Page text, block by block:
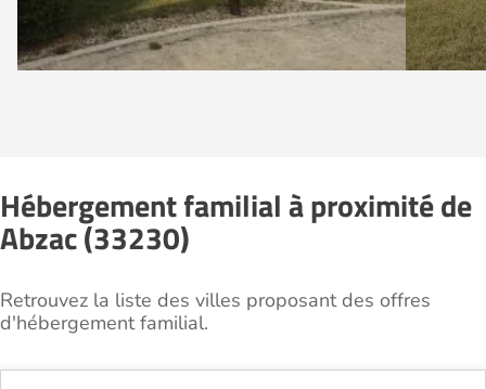
Hébergement familial à proximité de
Abzac (33230)
Retrouvez la liste des villes proposant des offres
d'hébergement familial.